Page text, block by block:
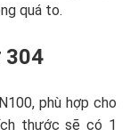
quá to.
304
phù hợp cho
thước sẽ có 1